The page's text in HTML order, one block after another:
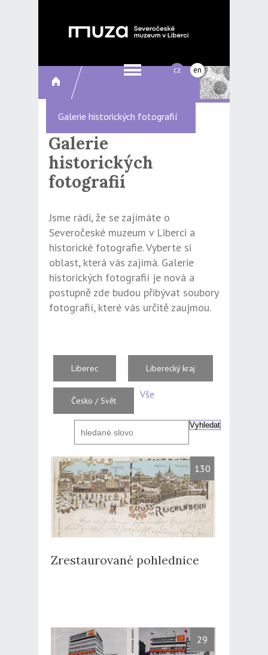
cz en
Galerie historických fotografií
Galerie
historických
fotografií
Jsme rádi, že se zajímáte o
Severočeské muzeum v Liberci a
historické fotografie. Vyberte si
oblast, která vás zajímá. Galerie
historických fotografií je nová a
postupně zde budou přibývat soubory
fotografií, které vás určitě zaujmou.
Liberec Liberecký kraj
Česko / Svět
Vše
Zrestaurované pohlednice
130
29